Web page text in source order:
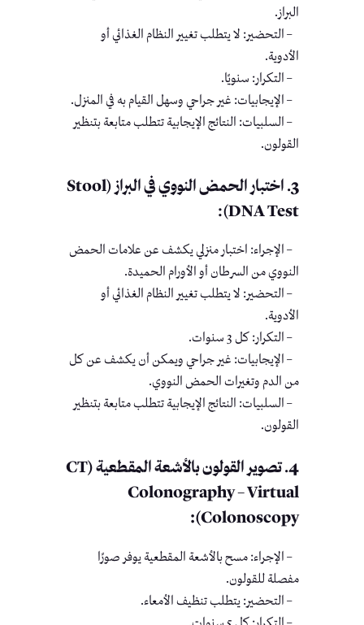
البراز.
– التحضير: لا يتطلب تغيير النظام الغذائي أو
الأدوية.
– التكرار: سنويًا.
– الإيجابيات: غير جراحي وسهل القيام به في المنزل.
– السلبيات: النتائج الإيجابية تتطلب متابعة بتنظير
القولون.
3
. اختبار الحمض النووي في البراز (Stool
DNA Test):
– الإجراء: اختبار منزلي يكشف عن علامات الحمض
النووي من السرطان أو الأورام الحميدة.
– التحضير: لا يتطلب تغيير النظام الغذائي أو
الأدوية.
– التكرار: كل 3 سنوات.
– الإيجابيات: غير جراحي ويمكن أن يكشف عن كل
من الدم وتغيرات الحمض النووي.
– السلبيات: النتائج الإيجابية تتطلب متابعة بتنظير
القولون.
4. تصوير القولون بالأشعة المقطعية(
CT
Colonography – Virtual
Colonoscopy
):
– الإجراء: مسح بالأشعة المقطعية يوفر صورًا
مفصلة للقولون.
– التحضير: يتطلب تنظيف الأمعاء.